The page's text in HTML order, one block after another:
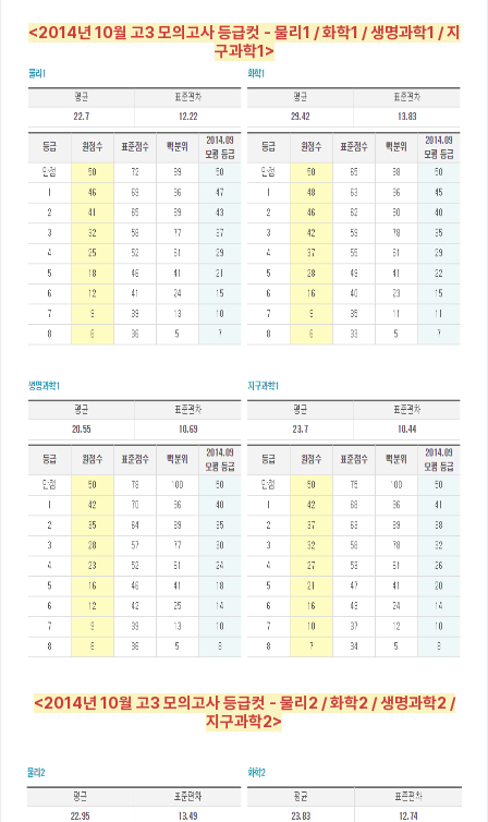
<2014년 10월 고3 모의고사 등급컷 - 물리1 / 화학1 / 생명과학1 / 지
구과학1>
<2014년 10월 고3 모의고사 등급컷 - 물리2 / 화학2 / 생명과학2 /
지구과학2>